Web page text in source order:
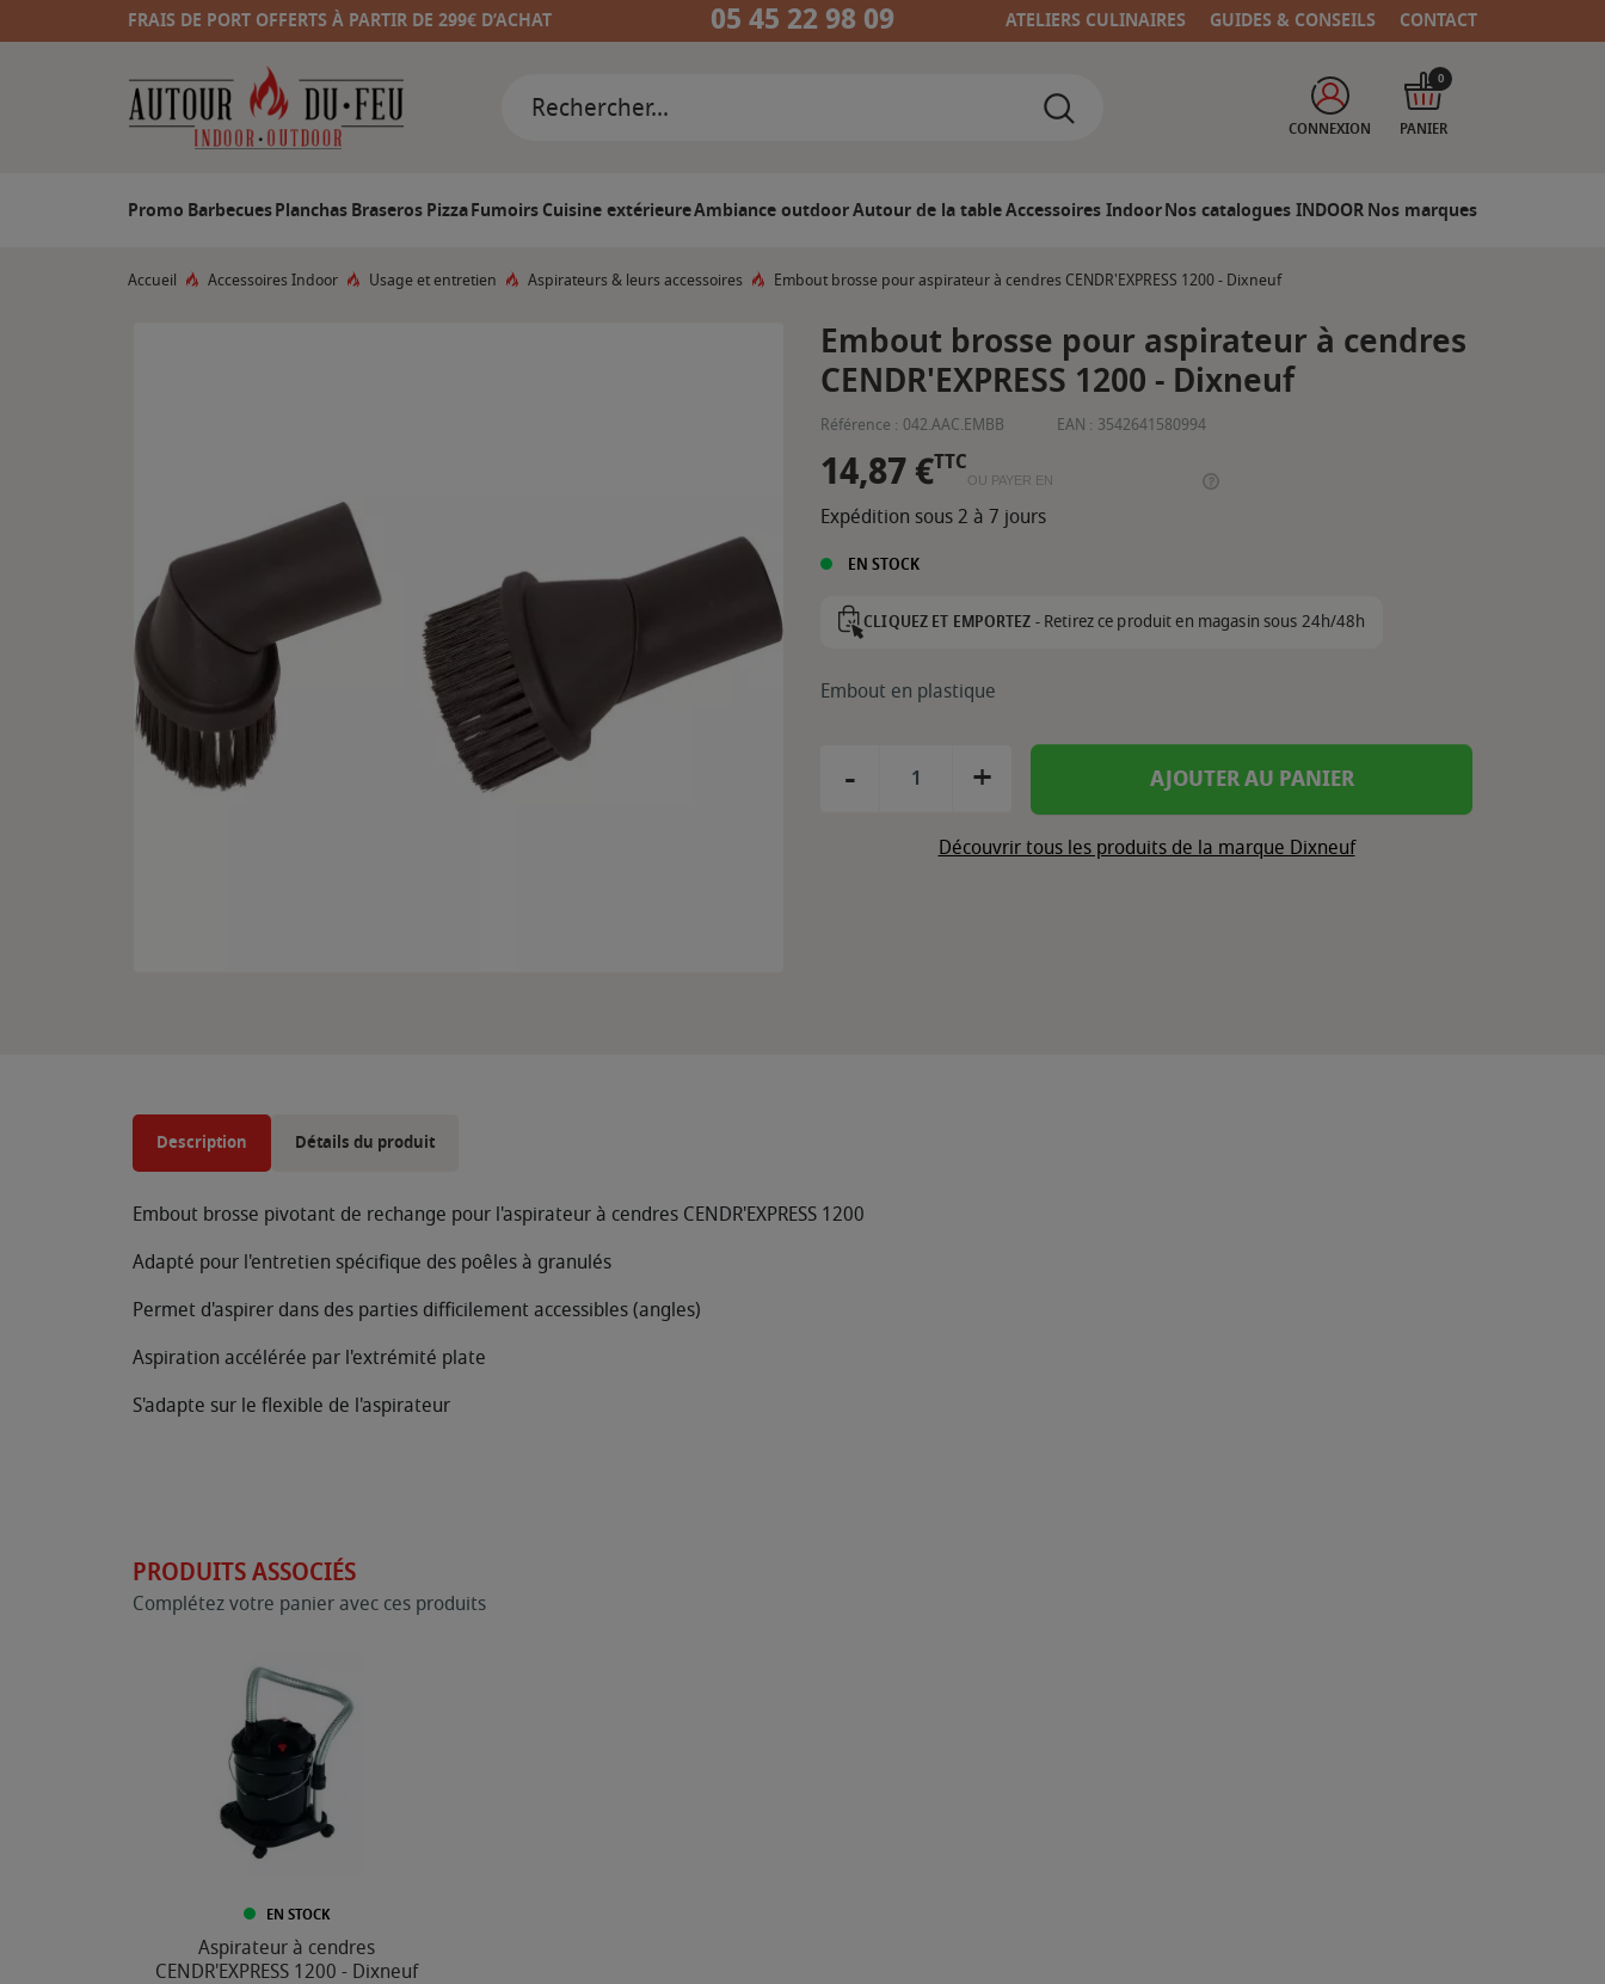
FRAIS DE PORT OFFERTS À PARTIR DE 299€ D’ACHAT 05 45 22 98 09 ATELIERS CULINAIRES GUIDES & CONSEILS CONTACT
CONNEXION PANIER
0
Promo BarbecuesPlanchasBraserosPizzaFumoirsCuisine extérieureAmbiance outdoorAutour de la tableAccessoires IndoorNos catalogues INDOORNos marques
Accueil Accessoires Indoor Usage et entretien Aspirateurs & leurs accessoires Embout brosse pour aspirateur à cendres CENDR'EXPRESS 1200 - Dixneuf
Embout brosse pour aspirateur à cendres
CENDR'EXPRESS 1200 - Dixneuf
Référence : 042.AAC.EMBB EAN : 3542641580994
14,87 €TTC
OU PAYER EN
Expédition sous 2 à 7 jours
EN STOCK
CLIQUEZ ET EMPORTEZ -Retirez ce produit en magasin sous 24h/48h
Embout en plastique
- + AJOUTER AU PANIER
Découvrir tous les produits de la marque Dixneuf
Description Détails du produit
Embout brosse pivotant de rechange pour l'aspirateur à cendres CENDR'EXPRESS 1200
Adapté pour l'entretien spécifique des poêles à granulés
Permet d'aspirer dans des parties difficilement accessibles (angles)
Aspiration accélérée par l'extrémité plate
S'adapte sur le flexible de l'aspirateur
PRODUITS ASSOCIÉS
Complétez votre panier avec ces produits
EN STOCK
Aspirateur à cendres
CENDR'EXPRESS 1200 - Dixneuf